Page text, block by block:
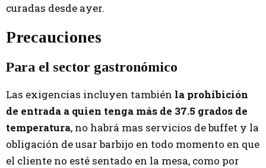
curadas desde ayer.
Precauciones
Para el sector gastronómico
Las exigencias incluyen también la prohibición
de entrada a quien tenga más de 37.5 grados de
temperatura, no habrá mas servicios de buffet y la
obligación de usar barbijo en todo momento en que
el cliente no esté sentado en la mesa, como por